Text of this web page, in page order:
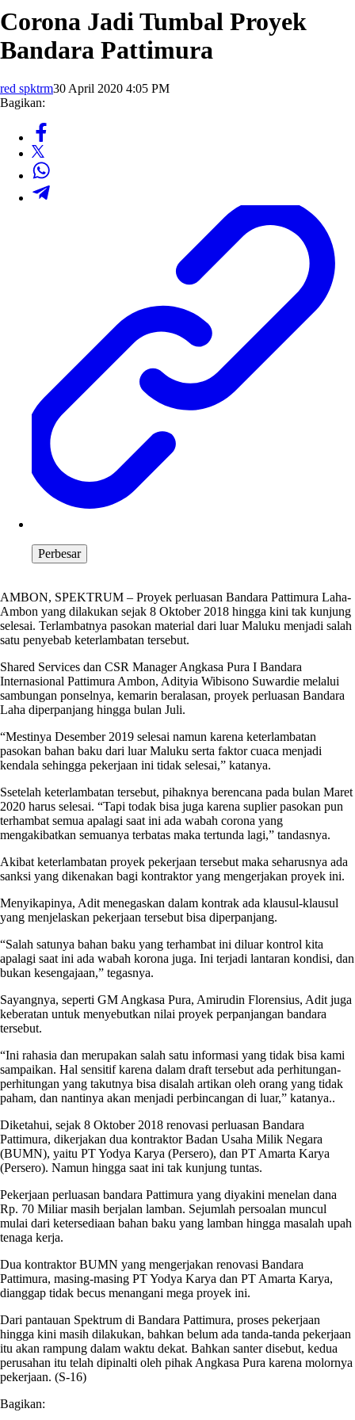
Corona Jadi Tumbal Proyek
Bandara Pattimura
red spktrm30 April 2020 4:05 PM
Bagikan:
Perbesar
AMBON, SPEKTRUM – Proyek perluasan Bandara Pattimura Laha-
Ambon yang dilakukan sejak 8 Oktober 2018 hingga kini tak kunjung
selesai. Terlambatnya pasokan material dari luar Maluku menjadi salah
satu penyebab keterlambatan tersebut.
Shared Services dan CSR Manager Angkasa Pura I Bandara
Internasional Pattimura Ambon, Adityia Wibisono Suwardie melalui
sambungan ponselnya, kemarin beralasan, proyek perluasan Bandara
Laha diperpanjang hingga bulan Juli.
“Mestinya Desember 2019 selesai namun karena keterlambatan
pasokan bahan baku dari luar Maluku serta faktor cuaca menjadi
kendala sehingga pekerjaan ini tidak selesai,” katanya.
Ssetelah keterlambatan tersebut, pihaknya berencana pada bulan Maret
2020 harus selesai. “Tapi todak bisa juga karena suplier pasokan pun
terhambat semua apalagi saat ini ada wabah corona yang
mengakibatkan semuanya terbatas maka tertunda lagi,” tandasnya.
Akibat keterlambatan proyek pekerjaan tersebut maka seharusnya ada
sanksi yang dikenakan bagi kontraktor yang mengerjakan proyek ini.
Menyikapinya, Adit menegaskan dalam kontrak ada klausul-klausul
yang menjelaskan pekerjaan tersebut bisa diperpanjang.
“Salah satunya bahan baku yang terhambat ini diluar kontrol kita
apalagi saat ini ada wabah korona juga. Ini terjadi lantaran kondisi, dan
bukan kesengajaan,” tegasnya.
Sayangnya, seperti GM Angkasa Pura, Amirudin Florensius, Adit juga
keberatan untuk menyebutkan nilai proyek perpanjangan bandara
tersebut.
“Ini rahasia dan merupakan salah satu informasi yang tidak bisa kami
sampaikan. Hal sensitif karena dalam draft tersebut ada perhitungan-
perhitungan yang takutnya bisa disalah artikan oleh orang yang tidak
paham, dan nantinya akan menjadi perbincangan di luar,” katanya..
Diketahui, sejak 8 Oktober 2018 renovasi perluasan Bandara
Pattimura, dikerjakan dua kontraktor Badan Usaha Milik Negara
(BUMN), yaitu PT Yodya Karya (Persero), dan PT Amarta Karya
(Persero). Namun hingga saat ini tak kunjung tuntas.
Pekerjaan perluasan bandara Pattimura yang diyakini menelan dana
Rp. 70 Miliar masih berjalan lamban. Sejumlah persoalan muncul
mulai dari ketersediaan bahan baku yang lamban hingga masalah upah
tenaga kerja.
Dua kontraktor BUMN yang mengerjakan renovasi Bandara
Pattimura, masing-masing PT Yodya Karya dan PT Amarta Karya,
dianggap tidak becus menangani mega proyek ini.
Dari pantauan Spektrum di Bandara Pattimura, proses pekerjaan
hingga kini masih dilakukan, bahkan belum ada tanda-tanda pekerjaan
itu akan rampung dalam waktu dekat. Bahkan santer disebut, kedua
perusahan itu telah dipinalti oleh pihak Angkasa Pura karena molornya
pekerjaan. (S-16)
Bagikan: